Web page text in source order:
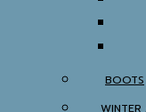
BOOTS
WINTER